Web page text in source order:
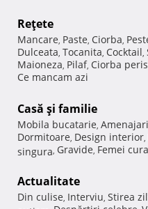
Reţete
Mancare, Paste, Ciorba,
Dulceata, Tocanita, Cocktail,
Maioneza, Pilaf, Ciorba
Ce mancam azi
Casă şi familie
Mobila bucatarie,
Dormitoare, Design interior,
singura, Gravide, Femei
Actualitate
Din culise, Interviu, Stirea